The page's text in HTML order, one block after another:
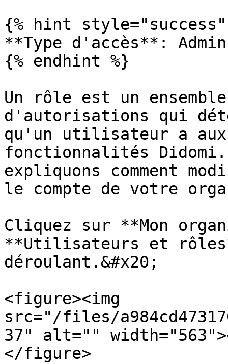
{% hint style="success"
**Type d'accès**: Admin
{% endhint %}
Un rôle est un
d'autorisations qui
qu'un utilisateur a
fonctionnalités
expliquons comment
le compte de votre
Cliquez sur **Mon
**Utilisateurs et
déroulant.&#x20;
<figure><img
src="/files/
37" alt=""
</figure>